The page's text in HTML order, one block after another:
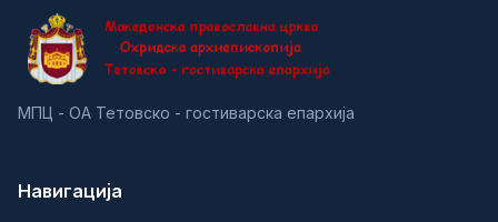
МПЦ - ОА Тетовско - гостиварска епархија
Навигација